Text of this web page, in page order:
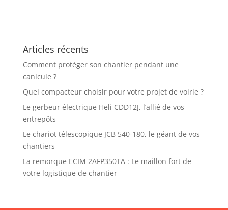
Articles récents
Comment protéger son chantier pendant une
canicule ?
Quel compacteur choisir pour votre projet de voirie ?
Le gerbeur électrique Heli CDD12J, l’allié de vos
entrepôts
Le chariot télescopique JCB 540-180, le géant de vos
chantiers
La remorque ECIM 2AFP350TA : Le maillon fort de
votre logistique de chantier